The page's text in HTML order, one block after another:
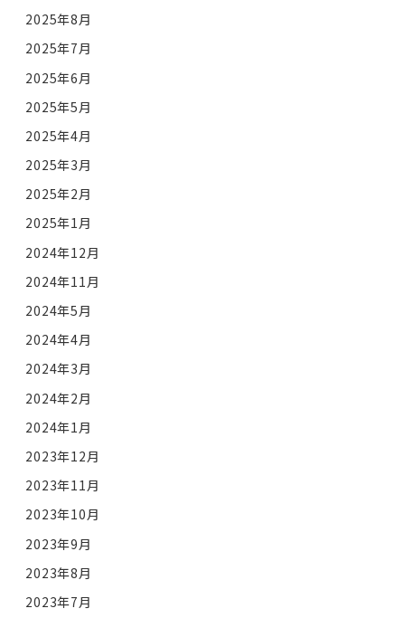
2025年8月
2025年7月
2025年6月
2025年5月
2025年4月
2025年3月
2025年2月
2025年1月
2024年12月
2024年11月
2024年5月
2024年4月
2024年3月
2024年2月
2024年1月
2023年12月
2023年11月
2023年10月
2023年9月
2023年8月
2023年7月